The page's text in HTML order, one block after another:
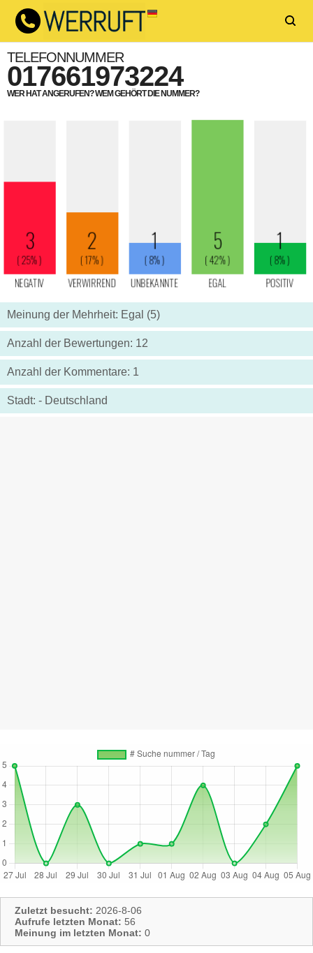
TELEFONNUMMER
017661973224
WER HAT ANGERUFEN? WEM GEHÖRT DIE NUMMER?
Meinung der Mehrheit: Egal (5)
Anzahl der Bewertungen: 12
Anzahl der Kommentare: 1
Stadt: - Deutschland
Zuletzt besucht: 2026-8-06
Aufrufe letzten Monat: 56
Meinung im letzten Monat: 0